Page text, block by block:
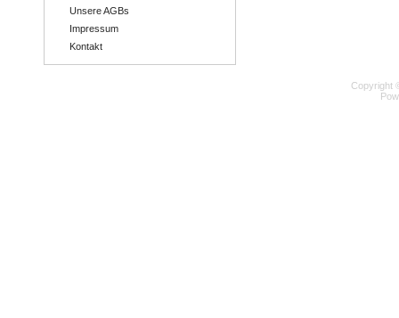
Unsere AGBs
Impressum
Kontakt
Copyright